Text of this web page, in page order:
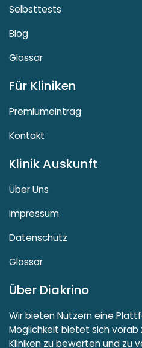
Selbsttests
Blog
Glossar
Für Kliniken
Premiumeintrag
Kontakt
Klinik Auskunft
Über Uns
Impressum
Datenschutz
Glossar
Über Diakrino
Wir bieten Nutzern eine
Möglichkeit bietet sich vorab
Kliniken zu bewerten und zu